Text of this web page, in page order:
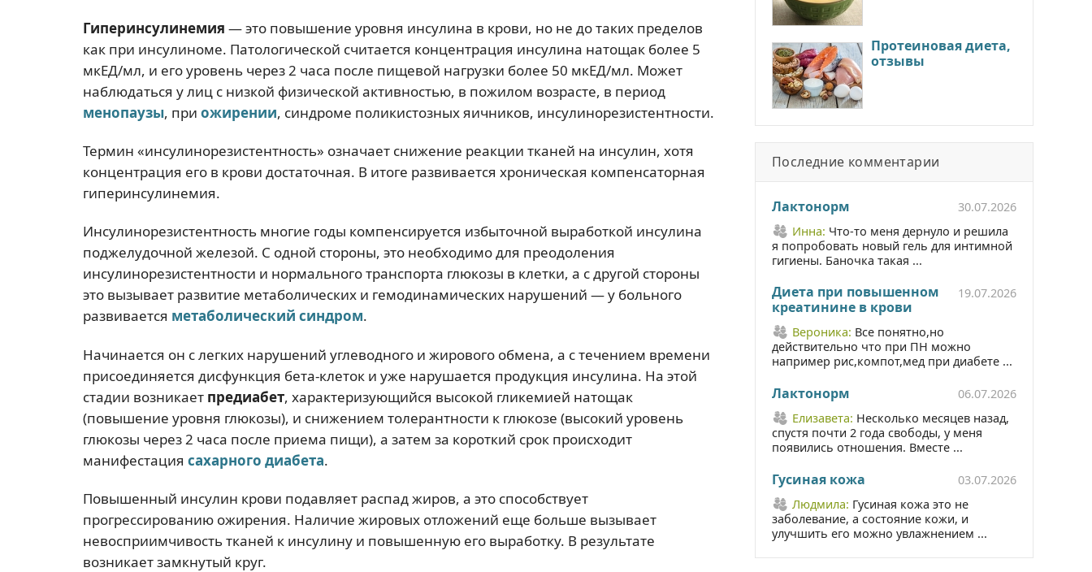
Гиперинсулинемия — это повышение уровня инсулина в крови, но не до таких пределов
как при инсулиноме. Патологической считается концентрация инсулина натощак более 5
мкЕД/мл, и его уровень через 2 часа после пищевой нагрузки более 50 мкЕД/мл. Может
наблюдаться у лиц с низкой физической активностью, в пожилом возрасте, в период
менопаузы, при ожирении, синдроме поликистозных яичников, инсулинорезистентности.
Термин «инсулинорезистентность» означает снижение реакции тканей на инсулин, хотя
концентрация его в крови достаточная. В итоге развивается хроническая компенсаторная
гиперинсулинемия.
Инсулинорезистентность многие годы компенсируется избыточной выработкой инсулина
поджелудочной железой. С одной стороны, это необходимо для преодоления
инсулинорезистентности и нормального транспорта глюкозы в клетки, а с другой стороны
это вызывает развитие метаболических и гемодинамических нарушений — у больного
развивается метаболический синдром.
Начинается он с легких нарушений углеводного и жирового обмена, а с течением времени
присоединяется дисфункция бета-клеток и уже нарушается продукция инсулина. На этой
стадии возникает предиабет, характеризующийся высокой гликемией натощак
(повышение уровня глюкозы), и снижением толерантности к глюкозе (высокий уровень
глюкозы через 2 часа после приема пищи), а затем за короткий срок происходит
манифестация сахарного диабета.
Повышенный инсулин крови подавляет распад жиров, а это способствует
прогрессированию ожирения. Наличие жировых отложений еще больше вызывает
невосприимчивость тканей к инсулину и повышенную его выработку. В результате
возникает замкнутый круг.
Протеиновая диета,
отзывы
Последние комментарии
Лактонорм
30.07.2026
Инна: Что-то меня дернуло и решила
я попробовать новый гель для интимной
гигиены. Баночка такая ...
Диета при повышенном
креатинине в крови
19.07.2026
Вероника: Все понятно,но
действительно что при ПН можно
например рис,компот,мед при диабете ...
Лактонорм
06.07.2026
Елизавета: Несколько месяцев назад,
спустя почти 2 года свободы, у меня
появились отношения. Вместе ...
Гусиная кожа
03.07.2026
Людмила: Гусиная кожа это не
заболевание, а состояние кожи, и
улучшить его можно увлажнением ...